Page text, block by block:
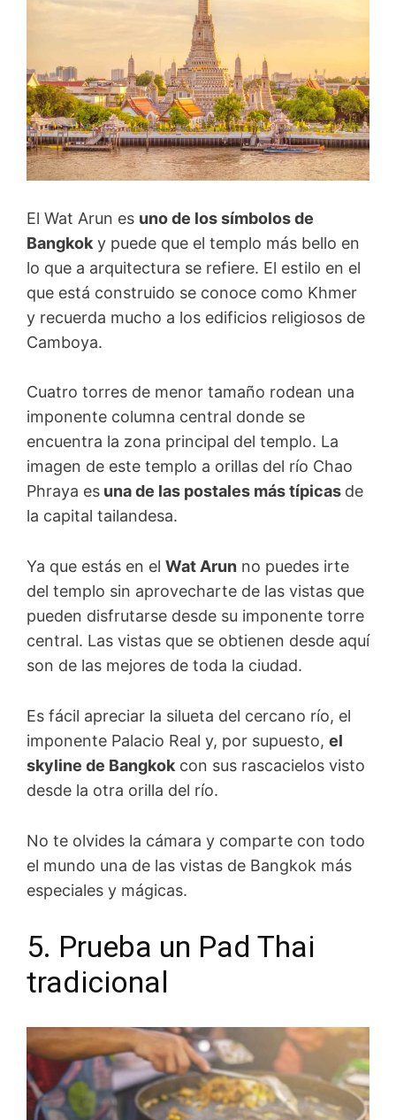
El Wat Arun es uno de los símbolos de
Bangkok y puede que el templo más bello en
lo que a arquitectura se refiere. El estilo en el
que está construido se conoce como Khmer
y recuerda mucho a los edificios religiosos de
Camboya.
Cuatro torres de menor tamaño rodean una
imponente columna central donde se
encuentra la zona principal del templo. La
imagen de este templo a orillas del río Chao
Phraya es una de las postales más típicas de
la capital tailandesa.
Ya que estás en el Wat Arun no puedes irte
del templo sin aprovecharte de las vistas que
pueden disfrutarse desde su imponente torre
central. Las vistas que se obtienen desde aquí
son de las mejores de toda la ciudad.
Es fácil apreciar la silueta del cercano río, el
imponente Palacio Real y, por supuesto, el
skyline de Bangkok con sus rascacielos visto
desde la otra orilla del río.
No te olvides la cámara y comparte con todo
el mundo una de las vistas de Bangkok más
especiales y mágicas.
5. Prueba un Pad Thai
tradicional